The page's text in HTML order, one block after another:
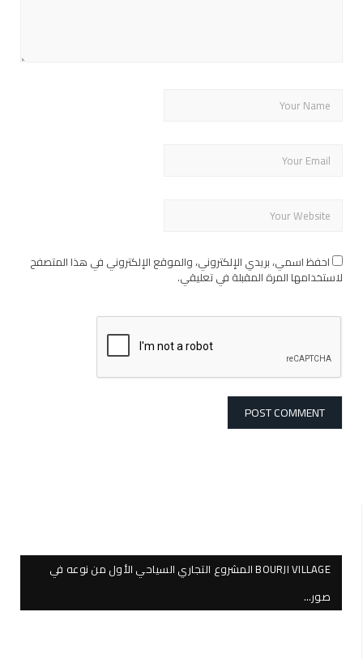
احفظ اسمي، بريدي الإلكتروني، والموقع الإلكتروني في هذا المتصفح
لاستخدامها المرة المقبلة في تعليقي.
BOURJI VILLAGE المشروع التجاري السياحي الأول من نوعه في
صور…